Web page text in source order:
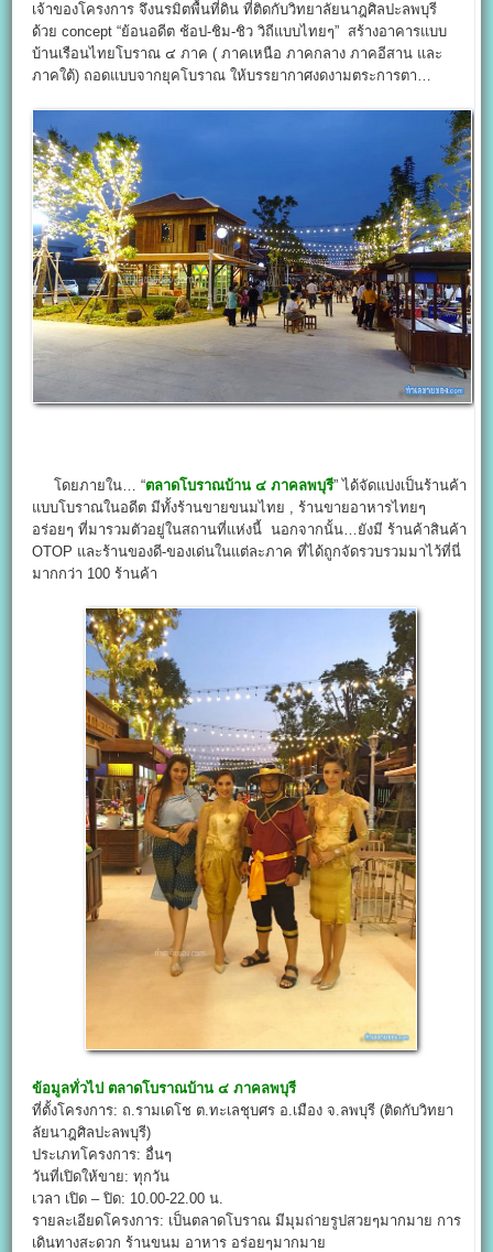
เจ้าของโครงการ จึงนรมิตพื้นที่ดิน ที่ติดกับวิทยาลัยนาฎศิลปะลพบุรี
ด้วย concept “ย้อนอดีต ช้อป-ชิม-ชิว วิถีแบบไทยๆ” สร้างอาคารแบบ
บ้านเรือนไทยโบราณ ๔ ภาค ( ภาคเหนือ ภาคกลาง ภาคอีสาน และ
ภาคใต้) ถอดแบบจากยุคโบราณ ให้บรรยากาศงดงามตระการตา…
โดยภายใน… “ตลาดโบราณบ้าน ๔ ภาคลพบุรี” ได้จัดแบ่งเป็นร้านค้า
แบบโบราณในอดีต มีทั้งร้านขายขนมไทย , ร้านขายอาหารไทยๆ
อร่อยๆ ที่มารวมตัวอยู่ในสถานที่แห่งนี้ นอกจากนั้น…ยังมี ร้านค้าสินค้า
OTOP และร้านของดี-ของเด่นในแต่ละภาค ที่ได้ถูกจัดรวบรวมมาไว้ที่นี่
มากกว่า 100 ร้านค้า
ข้อมูลทั่วไป ตลาดโบราณบ้าน ๔ ภาคลพบุรี
ที่ตั้งโครงการ: ถ.รามเดโช ต.ทะเลชุบศร อ.เมือง จ.ลพบุรี (ติดกับวิทยา
ลัยนาฎศิลปะลพบุรี)
ประเภทโครงการ: อื่นๆ
วันที่เปิดให้ขาย: ทุกวัน
เวลา เปิด – ปิด: 10.00-22.00 น.
รายละเอียดโครงการ: เป็นตลาดโบราณ มีมุมถ่ายรูปสวยๆมากมาย การ
เดินทางสะดวก ร้านขนม อาหาร อร่อยๆมากมาย